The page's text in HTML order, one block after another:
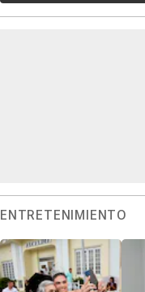
ENTRETENIMIENTO